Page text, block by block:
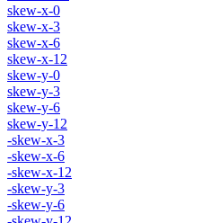
skew-x-0
skew-x-3
skew-x-6
skew-x-12
skew-y-0
skew-y-3
skew-y-6
skew-y-12
-skew-x-3
-skew-x-6
-skew-x-12
-skew-y-3
-skew-y-6